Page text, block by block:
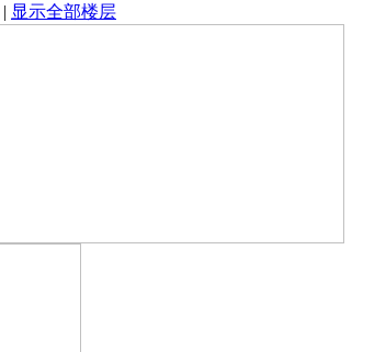
| 显示全部楼层